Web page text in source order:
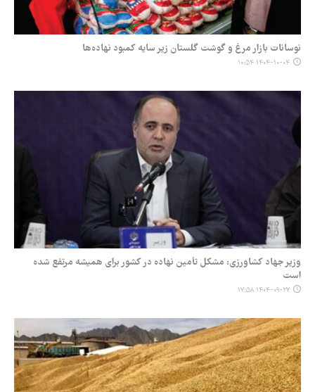
نوسانات بازار مرغ و گوشت گلستان زیر سایه کمبود نهاده‌ها
۱۴۰۴-۱۰-۰۴ ۱۰:۵۴
وزیر جهاد کشاورزی: مشکل تأمین نهاده در کشور برای همیشه مرتفع شده
است
۱۴۰۴-۰۹-۲۷ ۱۷:۵۸